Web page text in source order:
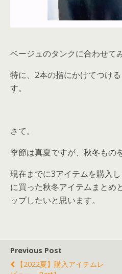
ベージュのタンクに合わせて
特に、2本の指にかけてつけ
す。
さて。
季節は真夏ですが、秋冬もの
現在までに3アイテムを購入
に買った秋冬アイテムまとめ
ップしたいと思います。
Previous Post
【2022夏】購入アイテムレ